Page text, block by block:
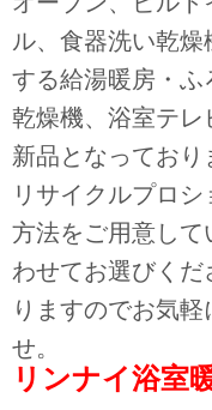
ル、食器洗い乾
する給湯暖房・
乾燥機、浴室テ
新品となっており
リサイクルプロ
方法をご用意し
わせてお選びく
りますのでお気
せ。
リンナイ浴室